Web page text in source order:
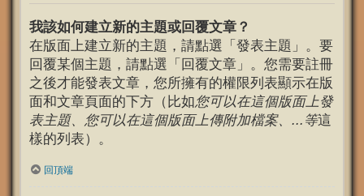
我該如何建立新的主題或回覆文章？
在版面上建立新的主題，請點選「發表主題」。要
回覆某個主題，請點選「回覆文章」。您需要註冊
之後才能發表文章，您所擁有的權限列表顯示在版
面和文章頁面的下方（比如您可以在這個版面上發
表主題、您可以在這個版面上傳附加檔案、...等這
樣的列表）。
回頂端